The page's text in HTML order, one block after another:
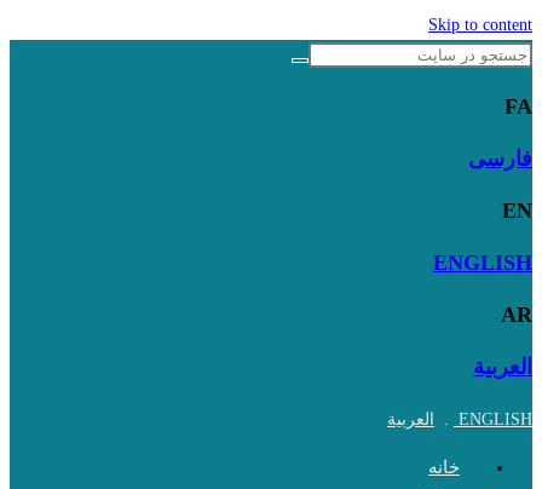
Skip to content
FA
فارسی
EN
ENGLISH
AR
العربية
ENGLISH
. العربية
خانه